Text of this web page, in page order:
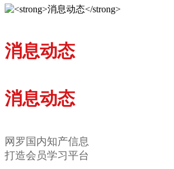
消息动态
消息动态
网罗国内知产信息
打造会员学习平台